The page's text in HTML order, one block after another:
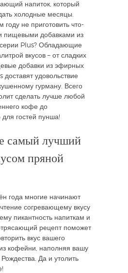
напиток, который
холодные месяцы.
году не приготовить что-
пищевыми добавками из
Plus? Обладающие
вкусов – от сладких
добавки из эфирных
доставят удовольствие
гурману. Всего
сделать лучше любой
кофе до
для гостей пунша!
самый лучший
пряной
года многие начинают
согревающему вкусу
пикантность напиткам и
рецепт поможет
вкус вашего
кофейни, наполняя вашу
Да и утолить